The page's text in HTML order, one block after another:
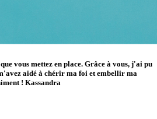
vous mettez en place. Grâce à vous, j'ai pu
aidé à chérir ma foi et embellir ma
! Kassandra